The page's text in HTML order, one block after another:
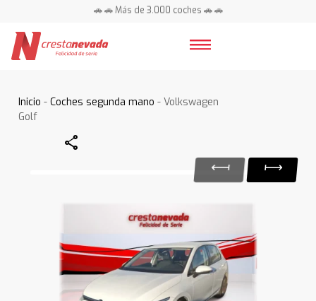
📍 Centros en toda España ⭐
Inicio -Coches segunda mano - Volkswagen
Golf
Share